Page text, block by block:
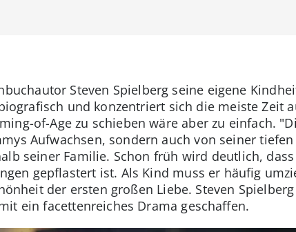
Steven Spielberg seine eigene
und konzentriert sich die meiste Zeit
of-Age zu schieben wäre aber zu einfach.
Aufwachsen, sondern auch von seiner tiefen
seiner Familie. Schon früh wird deutlich, dass
gepflastert ist. Als Kind muss er häufig
der ersten großen Liebe. Steven
ein facettenreiches Drama geschaffen.